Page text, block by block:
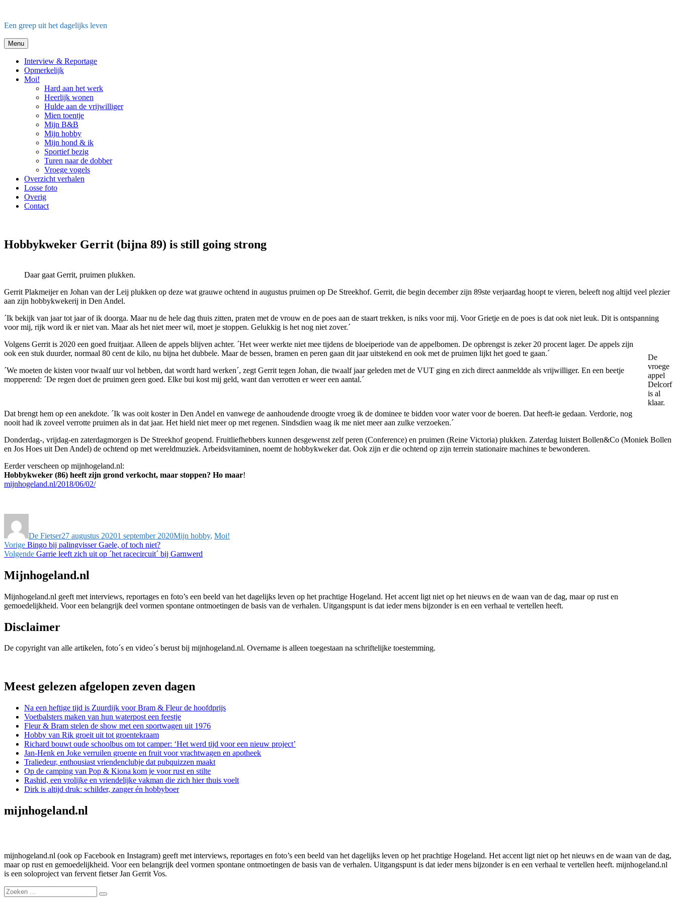
de
Een greep uit het dagelijks leven
Menu
Interview & Reportage
Opmerkelijk
Moi!
Hard aan het werk
Heerlijk wonen
Hulde aan de vrijwilliger
Mien toentje
Mijn B&B
Mijn hobby
Mijn hond & ik
Sportief bezig
Turen naar de dobber
Vroege vogels
Overzicht verhalen
Losse foto
Overig
Contact
Hobbykweker Gerrit (bijna 89) is still going strong
Daar gaat Gerrit, pruimen plukken.
Gerrit Plakmeijer en Johan van der Leij plukken op deze wat grauwe ochtend in augustus pruimen op De Streekhof. Gerrit, die begin december zijn 89ste verjaardag hoopt te vieren, beleeft nog altijd veel plezier
aan zijn hobbykwekerij in Den Andel.
´Ik bekijk van jaar tot jaar of ik doorga. Maar nu de hele dag thuis zitten, praten met de vrouw en de poes aan de staart trekken, is niks voor mij. Voor Grietje en de poes is dat ook niet leuk. Dit is ontspanning
voor mij, rijk word ik er niet van. Maar als het niet meer wil, moet je stoppen. Gelukkig is het nog niet zover.´
De
vroege
appel
Delcorf
is al
klaar.
Volgens Gerrit is 2020 een goed fruitjaar. Alleen de appels blijven achter. ´Het weer werkte niet mee tijdens de bloeiperiode van de appelbomen. De opbrengst is zeker 20 procent lager. De appels zijn
ook een stuk duurder, normaal 80 cent de kilo, nu bijna het dubbele. Maar de bessen, bramen en peren gaan dit jaar uitstekend en ook met de pruimen lijkt het goed te gaan.´
´We moeten de kisten voor twaalf uur vol hebben, dat wordt hard werken´, zegt Gerrit tegen Johan, die twaalf jaar geleden met de VUT ging en zich direct aanmeldde als vrijwilliger. En een beetje
mopperend: ´De regen doet de pruimen geen goed. Elke bui kost mij geld, want dan verrotten er weer een aantal.´
Dat brengt hem op een anekdote. ´Ik was ooit koster in Den Andel en vanwege de aanhoudende droogte vroeg ik de dominee te bidden voor water voor de boeren. Dat heeft-ie gedaan. Verdorie, nog
nooit had ik zoveel verrotte pruimen als in dat jaar. Het hield niet meer op met regenen. Sindsdien waag ik me niet meer aan zulke verzoeken.´
Donderdag-, vrijdag-en zaterdagmorgen is De Streekhof geopend. Fruitliefhebbers kunnen desgewenst zelf peren (Conference) en pruimen (Reine Victoria) plukken. Zaterdag luistert Bollen&Co (Moniek Bollen
en Jos Hoes uit Den Andel) de ochtend op met wereldmuziek. Arbeidsvitaminen, noemt de hobbykweker dat. Ook zijn er die ochtend op zijn terrein stationaire machines te bewonderen.
Eerder verscheen op mijnhogeland.nl:
Hobbykweker (86) heeft zijn grond verkocht, maar stoppen? Ho maar!
mijnhogeland.nl/2018/06/02/
De Fietser27 augustus 20201 september 2020Mijn hobby, Moi!
Bericht
navigatie
Vorige Vorig
bericht:
Bingo bij palingvisser Gaele, of toch niet?
Volgende Volgend
Garrie leeft zich uit op ´het racecircuit´ bij Garnwerd
Mijnhogeland.nl
Mijnhogeland.nl geeft met interviews, reportages en foto’s een beeld van het dagelijks leven op het prachtige Hogeland. Het accent ligt niet op het nieuws en de waan van de dag, maar op rust en
gemoedelijkheid. Voor een belangrijk deel vormen spontane ontmoetingen de basis van de verhalen. Uitgangspunt is dat ieder mens bijzonder is en een verhaal te vertellen heeft.
Disclaimer
De copyright van alle artikelen, foto´s en video´s berust bij mijnhogeland.nl. Overname is alleen toegestaan na schriftelijke toestemming.
Meest gelezen afgelopen zeven dagen
Na een heftige tijd is Zuurdijk voor Bram & Fleur de hoofdprijs
Voetbalsters maken van hun waterpost een feestje
Fleur & Bram stelen de show met een sportwagen uit 1976
Hobby van Rik groeit uit tot groentekraam
Richard bouwt oude schoolbus om tot camper: ‘Het werd tijd voor een nieuw project’
Jan-Henk en Joke verruilen groente en fruit voor vrachtwagen en apotheek
Traliedeur, enthousiast vriendenclubje dat pubquizzen maakt
Op de camping van Pop & Kiona kom je voor rust en stilte
Rashid, een vrolijke en vriendelijke vakman die zich hier thuis voelt
Dirk is altijd druk: schilder, zanger én hobbyboer
mijnhogeland.nl
mijnhogeland.nl (ook op Facebook en Instagram) geeft met interviews, reportages en foto’s een beeld van het dagelijks leven op het prachtige Hogeland. Het accent ligt niet op het nieuws en de waan van de dag,
maar op rust en gemoedelijkheid. Voor een belangrijk deel vormen spontane ontmoetingen de basis van de verhalen. Uitgangspunt is dat ieder mens bijzonder is en een verhaal te vertellen heeft. mijnhogeland.nl
is een soloproject van fervent fietser Jan Gerrit Vos.
Zoeken
naar:
Zoeken